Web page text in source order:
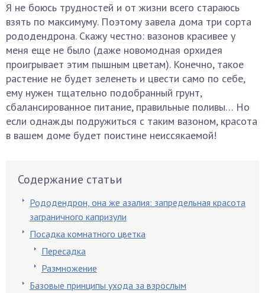
Я не боюсь трудностей и от жизни всего стараюсь
взять по максимуму. Поэтому завела дома три сорта
рододендрона. Скажу честно: вазонов красивее у
меня еще не было (даже новомодная орхидея
проигрывает этим пышным цветам). Конечно, такое
растение не будет зеленеть и цвести само по себе,
ему нужен тщательно подобранный грунт,
сбалансированное питание, правильные поливы… Но
если однажды подружиться с таким вазоном, красота
в вашем доме будет поистине неиссякаемой!
Содержание статьи
Рододендрон, она же азалия: запредельная красота
заграничного капризули
Посадка комнатного цветка
Пересадка
Размножение
Базовые принципы ухода за взрослым